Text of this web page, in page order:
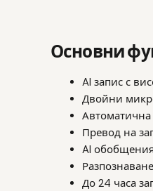
Основни
AI запис с
Двойни
Превод на
AI
До 24 часа